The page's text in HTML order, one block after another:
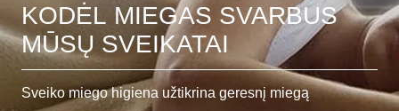
KODĖL MIEGAS SVARBUS
MŪSŲ SVEIKATAI
Sveiko miego higiena užtikrina geresnį miegą